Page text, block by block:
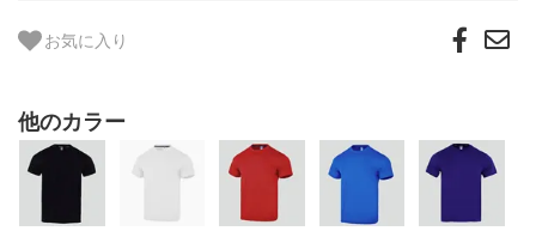
お気に入り
他のカラー